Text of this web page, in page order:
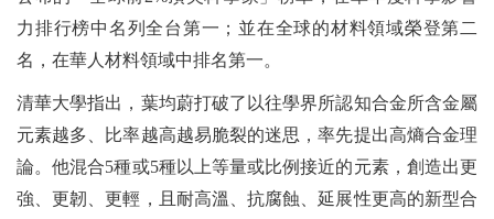
力排行榜中名列全台第一；並在全球的材料領域榮登第二
名，在華人材料領域中排名第一。
清華大學指出，葉均蔚打破了以往學界所認知合金所含金屬
元素越多、比率越高越易脆裂的迷思，率先提出高熵合金理
論。他混合5種或5種以上等量或比例接近的元素，創造出更
強、更韌、更輕，且耐高溫、抗腐蝕、延展性更高的新型合